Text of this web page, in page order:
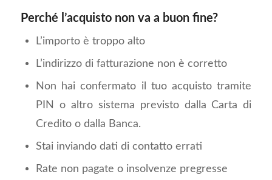
Perché l’acquisto non va a buon fine?
L’importo è troppo alto
L’indirizzo di fatturazione non è corretto
Non hai confermato il tuo acquisto tramite
PIN o altro sistema previsto dalla Carta di
Credito o dalla Banca.
Stai inviando dati di contatto errati
Rate non pagate o insolvenze pregresse